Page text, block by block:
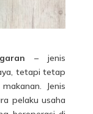
– jenis
tetapi tetap
Jenis
pelaku usaha